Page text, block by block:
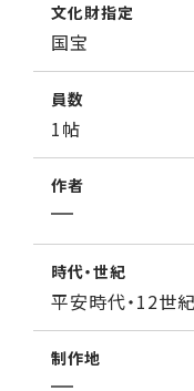
文化財指定
国宝
員数
1帖
作者
時代・世紀
平安時代・12世紀
制作地